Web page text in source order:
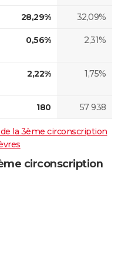
28,29% 32,09%
0,56% 2,31%
2,22% 1,75%
180 57 938
la 3ème circonscription
circonscription